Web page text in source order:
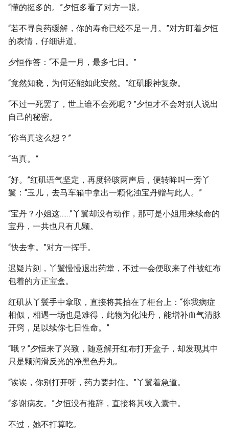
“懂的挺多的。”夕恒多看了对方一眼。
“若不寻良药缓解，你的寿命已经不足一月。”对方盯着夕恒
的表情，仔细讲道。
夕恒作答：“不是一月，最多七日。”
“竟然知晓，为何还能如此安然。”红矶眼神复杂。
“不过一死罢了，世上谁不会死呢？”夕恒才不会对别人说出
自己的秘密。
“你当真这么想？”
“当真。”
“好。”红矶语气坚定，再度轻咳两声后，便转眸叫一旁丫
鬟：“玉儿，去马车箱中拿出一颗化浊宝丹赠与此人。”
“宝丹？小姐这……”丫鬟却没有动作，那可是小姐用来续命的
宝丹，一共也只有几颗。
“快去拿。”对方一挥手。
迟疑片刻，丫鬟慢慢退出药堂，不过一会便取来了件被红布
包着的方正宝盒。
红矶从丫鬟手中拿取，直接将其拍在了柜台上：“你我病症
相似，相遇一场也是难得，此物为化浊丹，能增补血气清脉
开窍，足以续你七日性命。”
“哦？”夕恒来了兴致，随意解开红布打开盒子，却发现其中
只是颗润滑反光的净黑色丹丸。
“诶诶，你别打开呀，药力要封住。”丫鬟着急道。
“多谢病友。”夕恒没有推辞，直接将其收入囊中。
不过，她不打算吃。